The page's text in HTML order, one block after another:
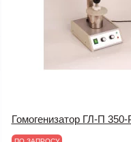
Гомогенизатор ГЛ-П 350-